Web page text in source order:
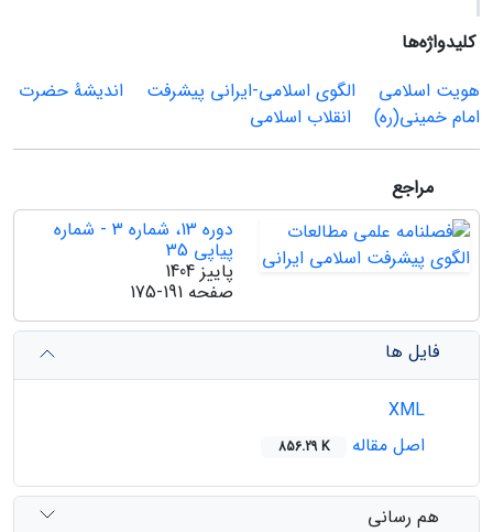
کلیدواژه‌ها
هویت اسلامی
الگوی اسلامی-ایرانی پیشرفت
اندیشۀ حضرت
امام خمینی(ره)
انقلاب اسلامی
مراجع
دوره 13، شماره 3 - شماره
پیاپی 35
پاییز 1404
صفحه 175-191
فایل ها
اصل مقاله
856.29 K
هم رسانی